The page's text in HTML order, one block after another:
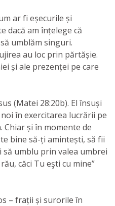
ar fi eșecurile și
dacă am înțelege că
umblăm singuri.
au loc prin părtășie.
și ale prezenței pe care
(Matei 28:20b). El însuși
în exercitarea lucrării pe
Chiar și în momente de
bine să-ți amintești, să fii
să umblu prin valea umbrei
căci Tu eşti cu mine”
– frații și surorile în